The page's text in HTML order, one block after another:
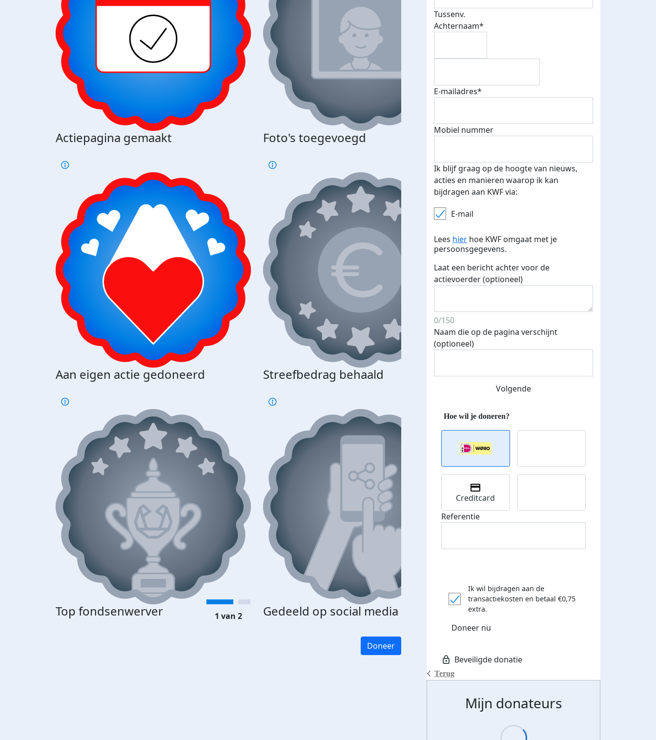
Actiepagina gemaakt Foto's toegevoegd E-mails verstuurd
Aan eigen actie gedoneerd Streefbedrag behaald Streefbedrag verhoogd
Top fondsenwerver Gedeeld op social media Donateurs bedankt
Bij 500 euro aan donaties ontvang
je je speciale KWF t-shirt!
1 van 2
Doneer
Tussenv.
Achternaam*
E-mailadres*
Mobiel nummer
Ik blijf graag op de hoogte van nieuws,
acties en manieren waarop ik kan
bijdragen aan KWF via:
E-mail
Lees hier hoe KWF omgaat met je
persoonsgegevens.
Laat een bericht achter voor de
actievoerder (optioneel)
0/150
Naam die op de pagina verschijnt
(optioneel)
Volgende
Terug
Creditcard
Referentie
Ik wil bijdragen aan de
transactiekosten en betaal €0,75
extra.
Doneer nu
Mijn donateurs